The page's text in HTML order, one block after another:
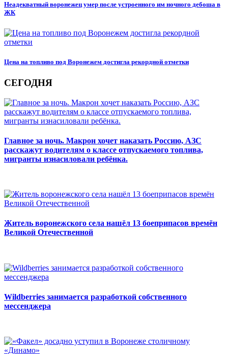
Неадекватный воронежец умер после устроенного им ночного дебоша в
ЖК
Цена на топливо под Воронежем достигла рекордной отметки
СЕГОДНЯ
Главное за ночь. Макрон хочет наказать Россию, АЗС
расскажут водителям о классе отпускаемого топлива,
мигранты изнасиловали ребёнка.
Житель воронежского села нашёл 13 боеприпасов времён
Великой Отечественной
Wildberries занимается разработкой собственного
мессенджера